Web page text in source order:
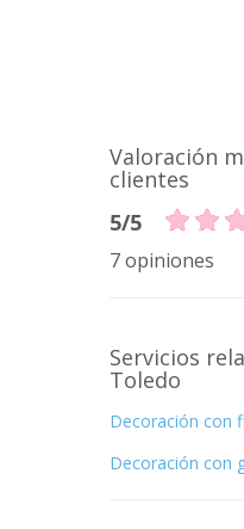
Valoración
clientes
5/5
7 opiniones
Servicios
Toledo
Decoración con
Decoración con